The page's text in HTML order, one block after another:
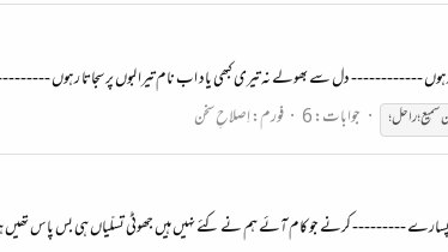
------------ دل سے بھولے نہ تیری کبھی یاد اب نام تیرا لبوں پر سجاتا رہوں
سمیع؛راحل؛ جوابات: 6 فورم:اِصلاحِ سخن
پسارے --------- کرنے جو کام آئے ہم نے کئے نہیں ہیں جھوٹی تسلّیاں ہی بس پاس